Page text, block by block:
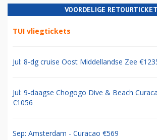
VOORDELIGE
TUI vliegtickets
Jul: 8-dg cruise Oost Middellandse Zee
Jul: 9-daagse Chogogo Dive & Beach
€1056
Sep: Amsterdam - Curacao €569